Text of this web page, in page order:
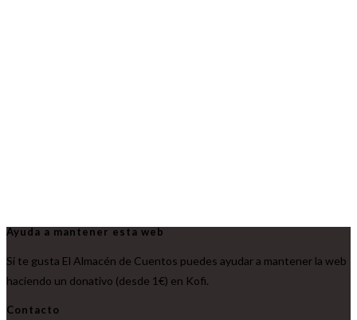
Ayuda a mantener esta web
Si te gusta El Almacén de Cuentos puedes ayudar a mantener la web
haciendo un donativo (desde 1€) en Kofi.
Contacto